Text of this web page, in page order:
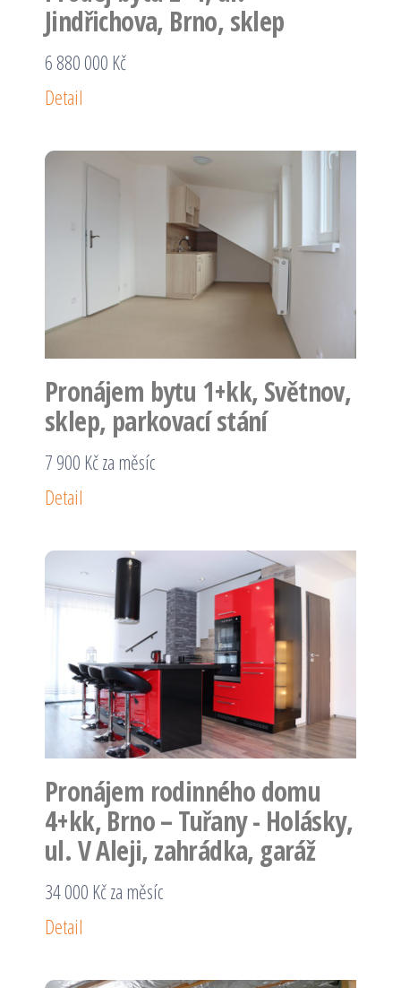
Jindřichova, Brno, sklep
6 880 000 Kč
Detail
Pronájem bytu 1+kk, Světnov,
sklep, parkovací stání
7 900 Kč za měsíc
Detail
Pronájem rodinného domu
4+kk, Brno – Tuřany - Holásky,
ul. V Aleji, zahrádka, garáž
34 000 Kč za měsíc
Detail